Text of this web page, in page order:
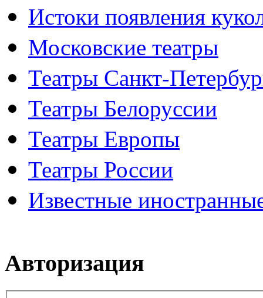
Истоки появления
Московские театры
Театры Санкт-
Театры Белоруссии
Театры Европы
Театры России
Известные
Авторизация